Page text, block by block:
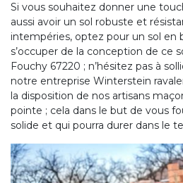
Si vous souhaitez donner une
aussi avoir un sol robuste et
intempéries, optez pour un sol en
s’occuper de la conception de ce
Fouchy 67220 ; n’hésitez pas à
notre entreprise Winterstein
la disposition de nos artisans
pointe ; cela dans le but de vous
solide et qui pourra durer dans le